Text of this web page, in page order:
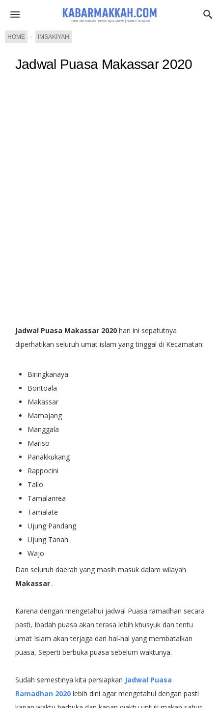
HOME › IMSAKIYAH
Jadwal Puasa Makassar 2020
Jadwal Puasa Makassar 2020hari ini sepatutnya
diperhatikan seluruh umat islam yang tinggal di Kecamatan:
Biringkanaya
Bontoala
Makassar
Mamajang
Manggala
Mariso
Panakkukang
Rappocini
Tallo
Tamalanrea
Tamalate
Ujung Pandang
Ujung Tanah
Wajo
Dan seluruh daerah yang masih masuk dalam wilayah
Makassar .
Karena dengan mengetahui jadwal Puasa ramadhan secara
pasti, Ibadah puasa akan terasa lebih khusyuk dan tentu
umat Islam akan terjaga dari hal-hal yang membatalkan
puasa, Seperti berbuka puasa sebelum waktunya.
Sudah semestinya kita persiapkan Jadwal Puasa
Ramadhan 2020lebih dini agar mengetahui dengan pasti